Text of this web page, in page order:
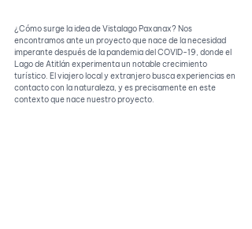
¿Cómo surge la idea de Vistalago Paxanax? Nos
encontramos ante un proyecto que nace de la necesidad
imperante después de la pandemia del COVID-19, donde el
Lago de Atitlán experimenta un notable crecimiento
turístico. El viajero local y extranjero busca experiencias en
contacto con la naturaleza, y es precisamente en este
contexto que nace nuestro proyecto.